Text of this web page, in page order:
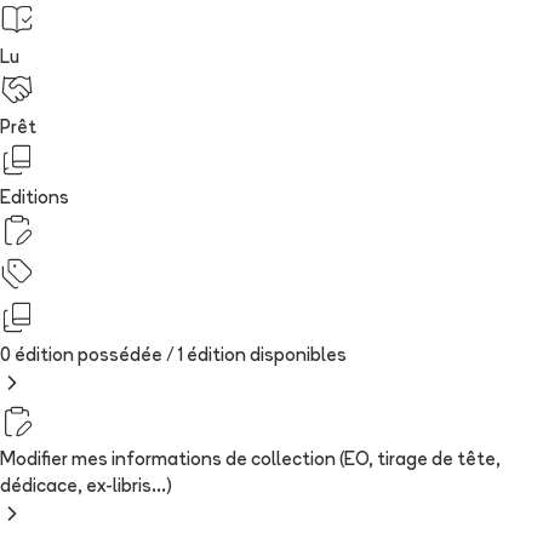
Lu
Prêt
Editions
0 édition possédée / 1 édition disponibles
Modifier mes informations de collection (EO, tirage de tête,
dédicace, ex-libris...)